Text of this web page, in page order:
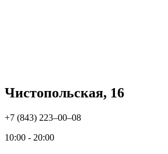
Чистопольская, 16
+7 (843) 223‒00‒08
10:00 - 20:00